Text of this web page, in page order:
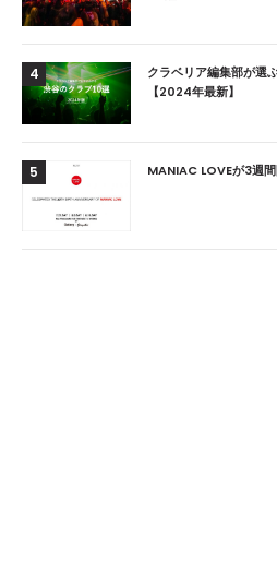
4
クラベリア編集部が選
【2024年最新】
5 MANIAC LOVEが3週